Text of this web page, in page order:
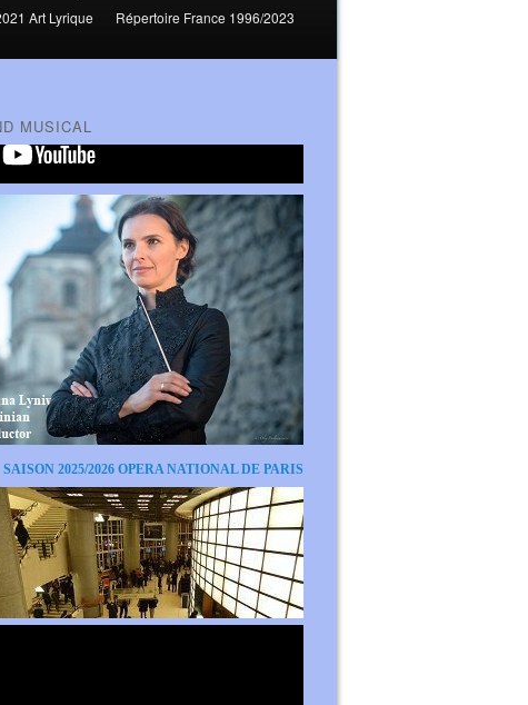
Art Lyrique
Répertoire France 1996/2023
MUSICAL
SAISON 2025/2026 OPERA NATIONAL DE PARIS